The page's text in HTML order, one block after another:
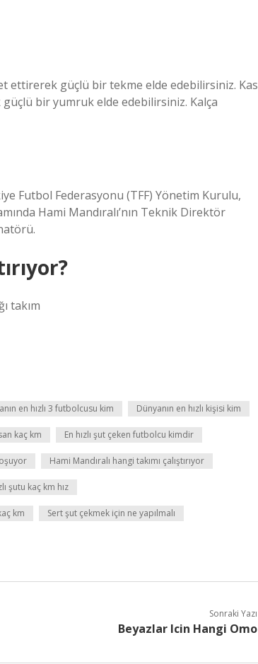
ettirerek güçlü bir tekme elde edebilirsiniz. Kas
güçlü bir yumruk elde edebilirsiniz. Kalça
Futbol Federasyonu (TFF) Yönetim Kurulu,
Hami Mandıralı’nın Teknik Direktör
takım
en hızlı 3 futbolcusu kim Dünyanın en hızlı kişisi kim
kaç km En hızlı şut çeken futbolcu kimdir
Hami Mandıralı hangi takımı çalıştırıyor
şutu kaç km hız
km Sert şut çekmek için ne yapılmalı
Sonraki Yazı
Beyazlar Icin Hangi Omo